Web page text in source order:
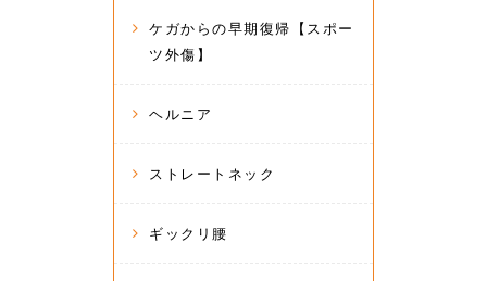
ケガからの早期復帰【スポー
ツ外傷】
ヘルニア
ストレートネック
ギックリ腰